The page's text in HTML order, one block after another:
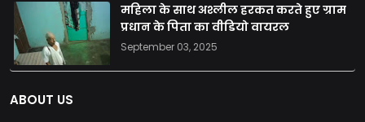
महिला के साथ अश्लील हरकत करते हुए ग्राम
प्रधान के पिता का वीडियो वायरल
September 03, 2025
ABOUT US